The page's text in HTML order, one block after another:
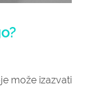
može izazvati